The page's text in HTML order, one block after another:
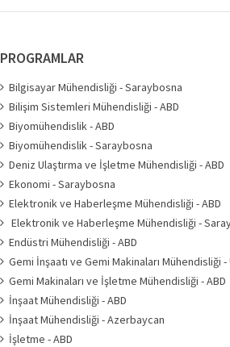
PROGRAMLAR
Bilgisayar Mühendisliği - Saraybosna
Bilişim Sistemleri Mühendisliği - ABD
Biyomühendislik - ABD
Biyomühendislik - Saraybosna
Deniz Ulaştırma ve İşletme Mühendisliği - ABD
Ekonomi - Saraybosna
Elektronik ve Haberleşme Mühendisliği - ABD
Elektronik ve Haberleşme Mühendisliği -
Endüstri Mühendisliği - ABD
Gemi İnşaatı ve Gemi Makinaları Mühendisliği -
Gemi Makinaları ve İşletme Mühendisliği - ABD
İnşaat Mühendisliği - ABD
İnşaat Mühendisliği - Azerbaycan
İşletme - ABD